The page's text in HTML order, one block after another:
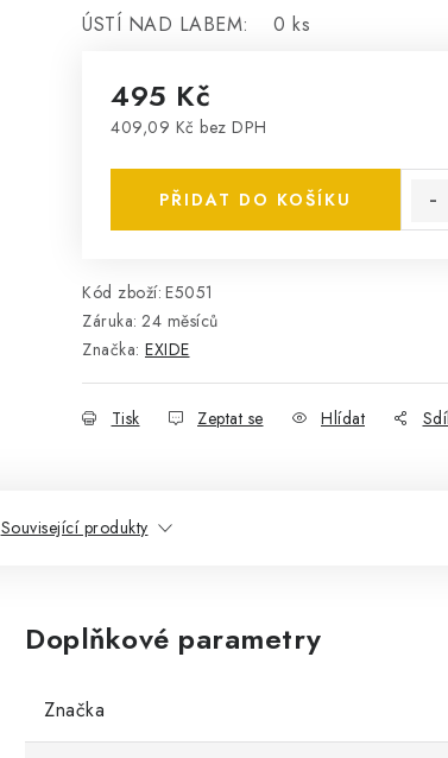
ÚSTÍ NAD LABEM:
0 ks
495 Kč
409,09 Kč bez DPH
PŘIDAT DO KOŠÍKU
Kód zboží: E5051
Záruka: 24 měsíců
Značka: EXIDE
Tisk Zeptat se Hlídat
Související produkty
Doplňkové parametry
Značka